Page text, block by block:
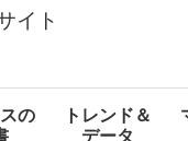
イト
の
トレンド＆
データ